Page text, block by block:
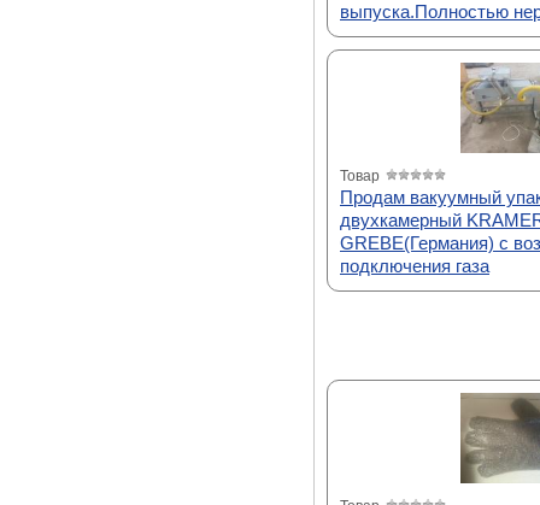
выпуска.Полностью
Товар
Продам вакуумный
двухкамерный
GREBE(Германия) с
подключения газа